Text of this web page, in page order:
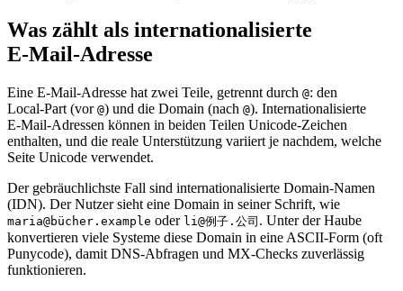
Was zählt als internationalisierte
E‑Mail‑Adresse
Eine E‑Mail‑Adresse hat zwei Teile, getrennt durch @: den
Local‑Part (vor @) und die Domain (nach @). Internationalisierte
E‑Mail‑Adressen können in beiden Teilen Unicode‑Zeichen
enthalten, und die reale Unterstützung variiert je nachdem, welche
Seite Unicode verwendet.
Der gebräuchlichste Fall sind internationalisierte Domain‑Namen
(IDN). Der Nutzer sieht eine Domain in seiner Schrift, wie
maria@bücher.example oder li@例子.公司 . Unter der Haube
konvertieren viele Systeme diese Domain in eine ASCII‑Form (oft
Punycode), damit DNS‑Abfragen und MX‑Checks zuverlässig
funktionieren.